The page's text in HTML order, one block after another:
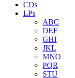
CDs
LPs
ABC
DEF
GHI
JKL
MNO
PQR
STU